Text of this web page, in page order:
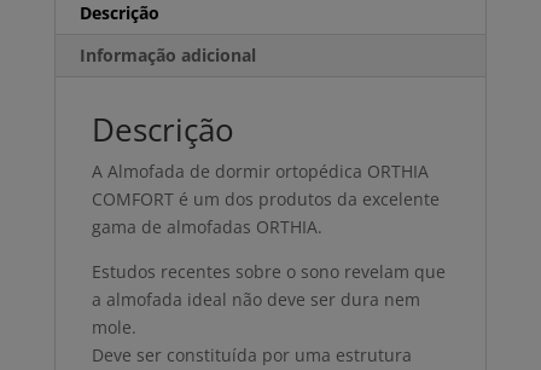
Descrição
Informação adicional
Descrição
A Almofada de dormir ortopédica ORTHIA
COMFORT é um dos produtos da excelente
gama de almofadas ORTHIA.
Estudos recentes sobre o sono revelam que
a almofada ideal não deve ser dura nem
mole.
Deve ser constituída por uma estrutura